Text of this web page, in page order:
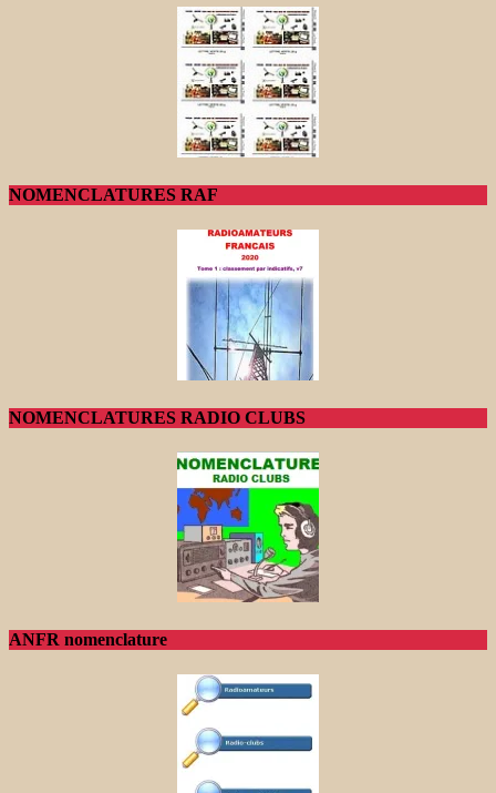
NOMENCLATURES RAF
NOMENCLATURES RADIO CLUBS
ANFR nomenclature